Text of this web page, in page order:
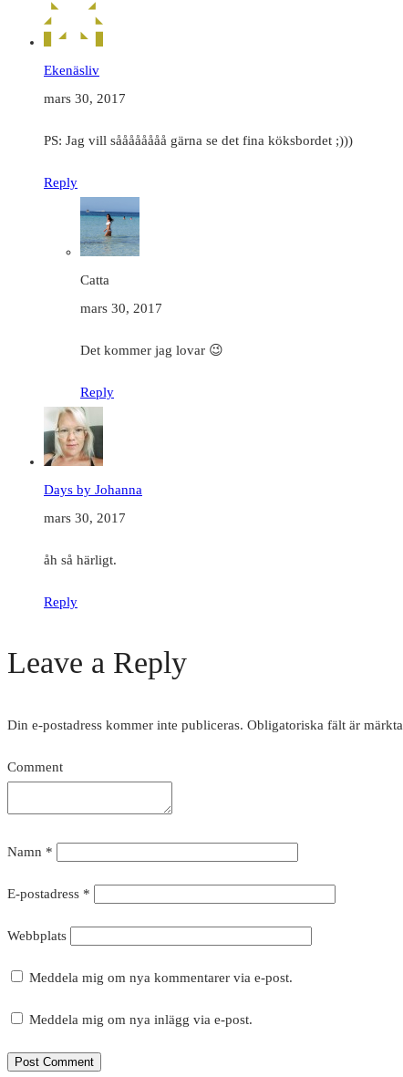
Ekenäsliv
mars 30, 2017
PS: Jag vill såååååååå gärna se det fina köksbordet ;)))
Reply
Catta
mars 30, 2017
Det kommer jag lovar 😉
Reply
Days by Johanna
mars 30, 2017
åh så härligt.
Reply
Leave a Reply
Din e-postadress kommer inte publiceras. Obligatoriska fält är märkta
Comment
Namn *
E-postadress *
Webbplats
Meddela mig om nya kommentarer via e-post.
Meddela mig om nya inlägg via e-post.